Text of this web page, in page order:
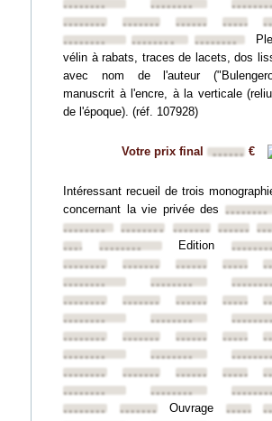
••••••••
••••••••
••••••••
•••••••• •••••••• ••••••••
••••••••
•••••••• ••••••••
vélin à rabats, traces de lacets, dos
avec nom de l'auteur
manuscrit à l'encre, à la verticale
de l'époque). (réf. 107928)
Votre prix final •••••• €
Intéressant recueil de trois
concernant la vie privée des ••••••••
••••••••
•••••••• •••••••• ••••••••
•••••••••••••••• Edition
••••••••
•••••••• •••••••• ••••••••
••••••••
••••••••
••••••••
•••••••• •••••••• ••••••••
••••••••
••••••••
••••••••
•••••••• •••••••• ••••••••
••••••••
••••••••
••••••••
•••••••• •••••••• ••••••••
••••••••
••••••••
••••••••
•••••••• Ouvrage ••••••••